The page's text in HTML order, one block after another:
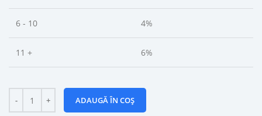
6 - 10 4%
11 + 6%
ADAUGĂ ÎN COȘ